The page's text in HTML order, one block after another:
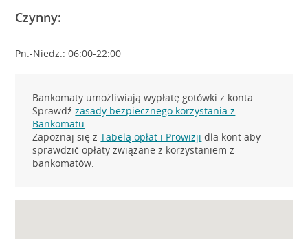
Czynny:
Pn.-Niedz.: 06:00-22:00
Bankomaty umożliwiają wypłatę gotówki z konta.
Sprawdźzasady bezpiecznego korzystania z
Bankomatu.
Zapoznaj się zTabelą opłat i Prowizji dla kont aby
sprawdzić opłaty związane z korzystaniem z
bankomatów.